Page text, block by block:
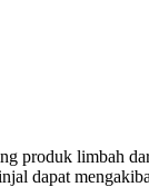
produk limbah
dapat